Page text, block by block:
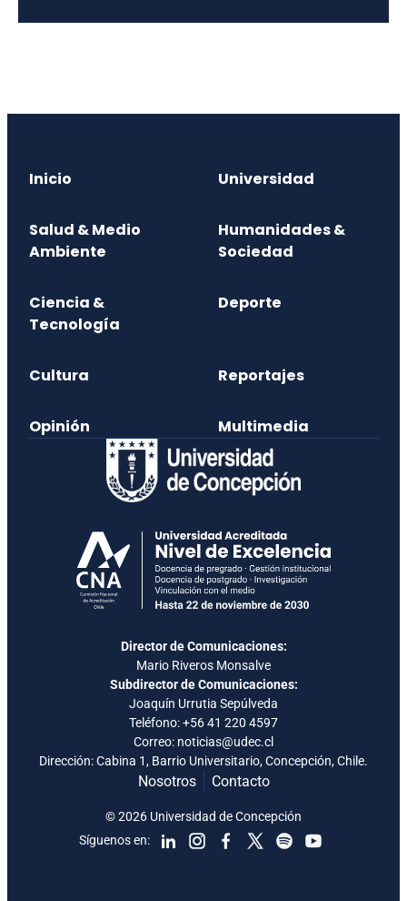
Inicio Universidad
Salud & Medio
Ambiente
Humanidades &
Sociedad
Ciencia &
Tecnología
Deporte
Cultura Reportajes
Opinión Multimedia
Director de Comunicaciones:
Mario Riveros Monsalve
Subdirector de Comunicaciones:
Joaquín Urrutia Sepúlveda
Teléfono:+56 41 220 4597
Correo: noticias@udec.cl
Dirección: Cabina 1, Barrio Universitario, Concepción, Chile.
Nosotros Contacto
Síguenos en:
© 2026 Universidad de Concepción